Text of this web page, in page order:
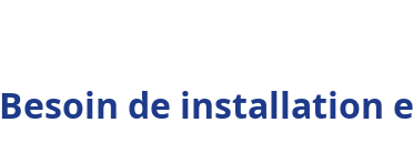
Besoin de installation